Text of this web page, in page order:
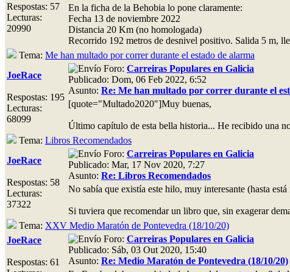
Respostas: 57
Lecturas:
20990
En la ficha de la Behobia lo pone claramente:
Fecha 13 de noviembre 2022
Distancia 20 Km (no homologada)
Recorrido 192 metros de desnivel positivo. Salida 5 m,
Tema: Me han multado por correr durante el estado de alarma
JoeRace
Respostas: 195
Lecturas:
68099
Foro: Carreiras Populares en Galicia
Publicado: Dom, 06 Feb 2022, 6:52
Asunto: Re: Me han multado por correr durante el
[quote="Multado2020"]Muy buenas,
Último capítulo de esta bella historia... He recibido una
Tema: Libros Recomendados
JoeRace
Respostas: 58
Lecturas:
37322
Foro: Carreiras Populares en Galicia
Publicado: Mar, 17 Nov 2020, 7:27
Asunto: Re: Libros Recomendados
No sabía que existía este hilo, muy interesante (hasta
Si tuviera que recomendar un libro que, sin exagerar
Tema: XXV Medio Maratón de Pontevedra (18/10/20)
JoeRace
Respostas: 61
Foro: Carreiras Populares en Galicia
Publicado: Sáb, 03 Out 2020, 15:40
Asunto: Re: Medio Maratón de Pontevedra (18/10/20)